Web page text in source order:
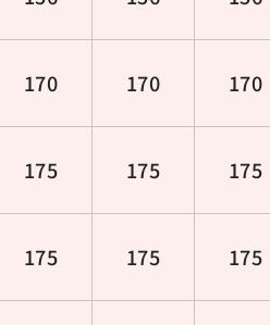
170 170 170
175 175 175
175 175 175